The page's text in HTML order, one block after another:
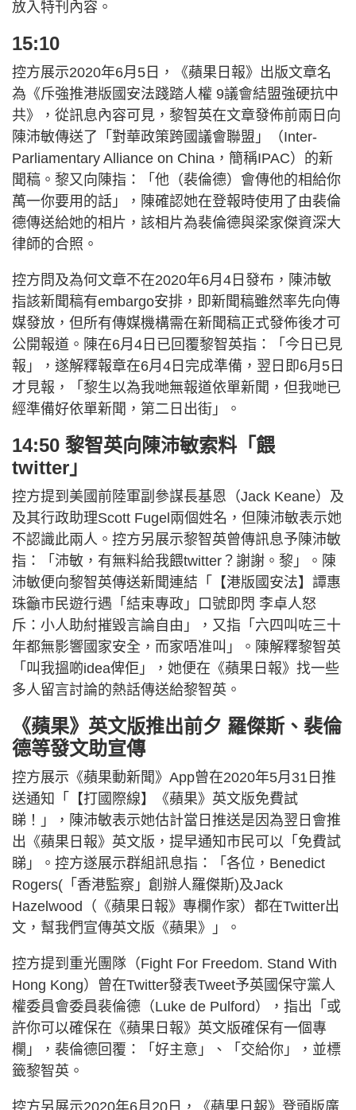
放入特刊內容。
15:10
控方展示2020年6月5日，《蘋果日報》出版文章名
為《斥強推港版國安法踐踏人權 9議會結盟強硬抗中
共》，從訊息內容可見，黎智英在文章發佈前兩日向
陳沛敏傳送了「對華政策跨國議會聯盟」（Inter-
Parliamentary Alliance on China，簡稱IPAC）的新
聞稿。黎又向陳指：「他（裴倫德）會傳他的相給你
萬一你要用的話」，陳確認她在登報時使用了由裴倫
德傳送給她的相片，該相片為裴倫德與梁家傑資深大
律師的合照。
控方問及為何文章不在2020年6月4日發布，陳沛敏
指該新聞稿有embargo安排，即新聞稿雖然率先向傳
媒發放，但所有傳媒機構需在新聞稿正式發佈後才可
公開報道。陳在6月4日已回覆黎智英指：「今日已見
報」，遂解釋報章在6月4日完成準備，翌日即6月5日
才見報，「黎生以為我哋無報道依單新聞，但我哋已
經準備好依單新聞，第二日出街」。
14:50 黎智英向陳沛敏索料「餵
twitter」
控方提到美國前陸軍副參謀長基恩（Jack Keane）及
及其行政助理Scott Fugel兩個姓名，但陳沛敏表示她
不認識此兩人。控方另展示黎智英曾傳訊息予陳沛敏
指：「沛敏，有無料給我餵twitter？謝謝。黎」。陳
沛敏便向黎智英傳送新聞連結「【港版國安法】譚惠
珠籲市民遊行遇「結束專政」口號即閃 李卓人怒
斥：小人助紂摧毀言論自由」，又指「六四叫咗三十
年都無影響國家安全，而家唔准叫」。陳解釋黎智英
「叫我搵啲idea俾佢」，她便在《蘋果日報》找一些
多人留言討論的熱話傳送給黎智英。
《蘋果》英文版推出前夕 羅傑斯、裴倫
德等發文助宣傳
控方展示《蘋果動新聞》App曾在2020年5月31日推
送通知「【打國際線】《蘋果》英文版免費試
睇！」，陳沛敏表示她估計當日推送是因為翌日會推
出《蘋果日報》英文版，提早通知市民可以「免費試
睇」。控方遂展示群組訊息指：「各位，Benedict
Rogers(「香港監察」創辦人羅傑斯)及Jack
Hazelwood（《蘋果日報》專欄作家）都在Twitter出
文，幫我們宣傳英文版《蘋果》」。
控方提到重光團隊（Fight For Freedom. Stand With
Hong Kong）曾在Twitter發表Tweet予英國保守黨人
權委員會委員裴倫德（Luke de Pulford），指出「或
許你可以確保在《蘋果日報》英文版確保有一個專
欄」，裴倫德回覆：「好主意」、「交給你」，並標
籤黎智英。